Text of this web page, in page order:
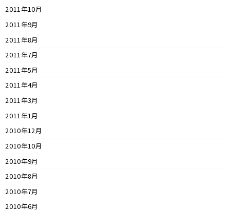
2011年10月
2011年9月
2011年8月
2011年7月
2011年5月
2011年4月
2011年3月
2011年1月
2010年12月
2010年10月
2010年9月
2010年8月
2010年7月
2010年6月